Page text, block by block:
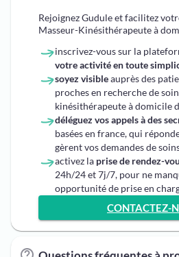
Rejoignez Gudule et facilitez
Masseur-Kinésithérapeute à
inscrivez-vous sur la
votre activité en toute
soyez visibleauprès des
proches en recherche de
kinésithérapeute à domicile
déléguez vos appels à des
basées en france, qui
gèrent vos demandes de
activez la prise de rendez-
24h/24 et 7j/7, pour ne
opportunité de prise en
CONTACTEZ-